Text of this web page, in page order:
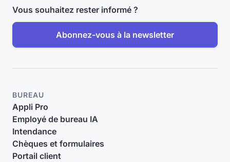
Vous souhaitez rester informé ?
Abonnez-vous à la newsletter
BUREAU
Appli Pro
Employé de bureau IA
Intendance
Chèques et formulaires
Portail client